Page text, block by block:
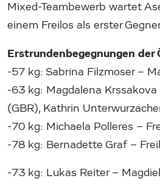
Mixed-Teambewerb wartet
einem Freilos als erster
Erstrundenbegegnungen der
-57 kg: Sabrina Filzmoser –
-63 kg: Magdalena Krssakova
(GBR), Kathrin
-70 kg: Michaela Polleres –
-78 kg: Bernadette Graf –
-73 kg: Lukas Reiter –